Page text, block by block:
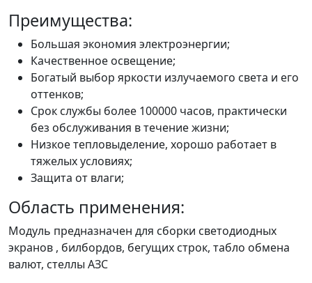
Преимущества:
Большая экономия электроэнергии;
Качественное освещение;
Богатый выбор яркости излучаемого света и его
оттенков;
Срок службы более 100000 часов, практически
без обслуживания в течение жизни;
Низкое тепловыделение, хорошо работает в
тяжелых условиях;
Защита от влаги;
Область применения:
Модуль предназначен для сборки светодиодных
экранов , билбордов, бегущих строк, табло обмена
валют, стеллы АЗС